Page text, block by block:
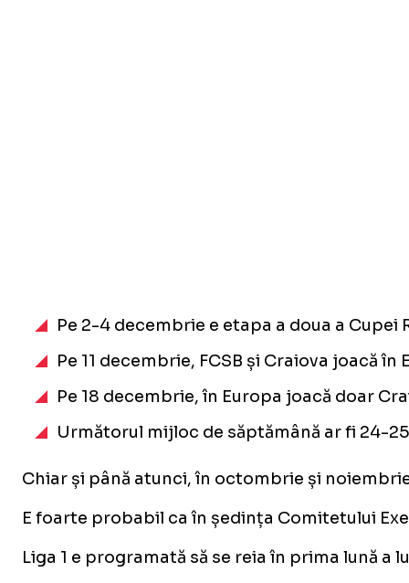
Pe 2-4 decembrie e etapa a doua a Cupei
Pe 11 decembrie, FCSB și Craiova joacă
Pe 18 decembrie, în Europa joacă doar
Următorul mijloc de săptămână ar fi 24-
Chiar și până atunci, în octombrie și
E foarte probabil ca în ședința Comitetului
Liga 1 e programată să se reia în prima lună